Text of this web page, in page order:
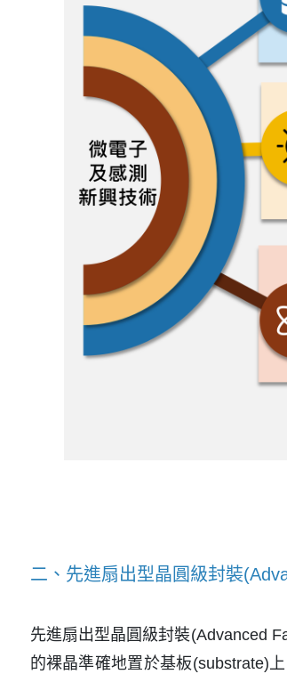
二、先進扇出型晶圓級封裝
先進扇出型晶圓級封裝(Advanced
的裸晶準確地置於基板(substrate)